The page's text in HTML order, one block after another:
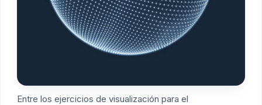
Entre los ejercicios de visualización para el